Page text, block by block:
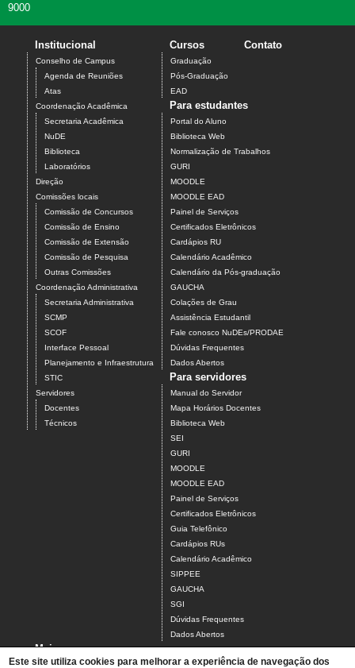
9000
Institucional
Conselho de Campus
Agenda de Reuniões
Atas
Coordenação Acadêmica
Secretaria Acadêmica
NuDE
Biblioteca
Laboratórios
Direção
Comissões locais
Comissão de Concursos
Comissão de Ensino
Comissão de Extensão
Comissão de Pesquisa
Outras Comissões
Coordenação Administrativa
Secretaria Administrativa
SCMP
SCOF
Interface Pessoal
Planejamento e Infraestrutura
STIC
Servidores
Docentes
Técnicos
Cursos
Graduação
Pós-Graduação
EAD
Contato
Para estudantes
Portal do Aluno
Biblioteca Web
Normalização de Trabalhos
GURI
MOODLE
MOODLE EAD
Painel de Serviços
Certificados Eletrônicos
Cardápios RU
Calendário Acadêmico
Calendário da Pós-graduação
GAUCHA
Colações de Grau
Assistência Estudantil
Fale conosco NuDEs/PRODAE
Dúvidas Frequentes
Dados Abertos
Para servidores
Manual do Servidor
Mapa Horários Docentes
Biblioteca Web
SEI
GURI
MOODLE
MOODLE EAD
Painel de Serviços
Certificados Eletrônicos
Guia Telefônico
Cardápios RUs
Calendário Acadêmico
SIPPEE
GAUCHA
SGI
Dúvidas Frequentes
Dados Abertos
Mais
Tchê, achei!
Este site utiliza cookies para melhorar a experiência de navegação dos